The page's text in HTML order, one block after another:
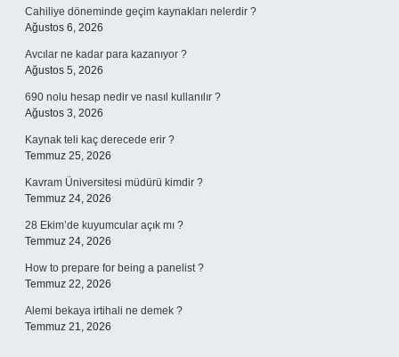
Cahiliye döneminde geçim kaynakları nelerdir ?
Ağustos 6, 2026
Avcılar ne kadar para kazanıyor ?
Ağustos 5, 2026
690 nolu hesap nedir ve nasıl kullanılır ?
Ağustos 3, 2026
Kaynak teli kaç derecede erir ?
Temmuz 25, 2026
Kavram Üniversitesi müdürü kimdir ?
Temmuz 24, 2026
28 Ekim’de kuyumcular açık mı ?
Temmuz 24, 2026
How to prepare for being a panelist ?
Temmuz 22, 2026
Alemi bekaya irtihali ne demek ?
Temmuz 21, 2026